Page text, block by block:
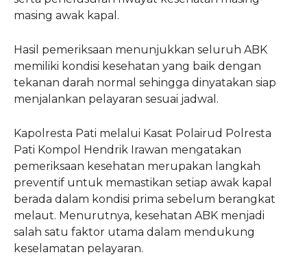
masing awak kapal.
Hasil pemeriksaan menunjukkan seluruh ABK
memiliki kondisi kesehatan yang baik dengan
tekanan darah normal sehingga dinyatakan siap
menjalankan pelayaran sesuai jadwal.
Kapolresta Pati melalui Kasat Polairud Polresta
Pati Kompol Hendrik Irawan mengatakan
pemeriksaan kesehatan merupakan langkah
preventif untuk memastikan setiap awak kapal
berada dalam kondisi prima sebelum berangkat
melaut. Menurutnya, kesehatan ABK menjadi
salah satu faktor utama dalam mendukung
keselamatan pelayaran.